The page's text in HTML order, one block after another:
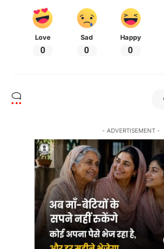
Love
0
Sad
0
Happy
0
- ADVERTISEMENT -